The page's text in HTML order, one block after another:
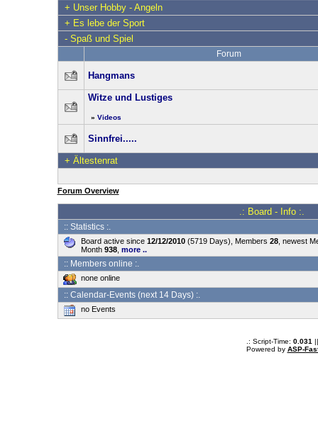
+ Unser Hobby - Angeln
+ Es lebe der Sport
- Spaß und Spiel
Forum
Hangmans
Witze und Lustiges
» Videos
Sinnfrei.....
+ Ältestenrat
Forum Overview
.: Board - Info :.
:: Statistics :.
Board active since 12/12/2010(5719 Days), Members 28, newest
Month 938, more ..
:: Members online :.
none online
:: Calendar-Events (next 14 Days) :.
no Events
.: Script-Time: 0.031
Powered by ASP-